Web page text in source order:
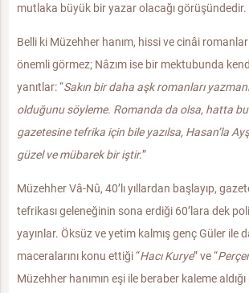
mutlaka büyük bir yazar olacağı görüşündedir.
Belli ki Müzehher hanım, hissi ve cinâi
önemli görmez; Nâzım ise bir mektubunda
yanıtlar: “Sakın bir daha aşk romanları
olduğunu söyleme. Romanda da olsa, hatta
gazetesine tefrika için bile yazılsa, Hasan’la
güzel ve mübarek bir iştir.”
Müzehher Vâ-Nû, 40’lı yıllardan başlayıp,
tefrikası geleneğinin sona erdiği 60’lara dek
yayınlar. Öksüz ve yetim kalmış genç Güler ile
maceralarını konu ettiği “Hacı Kurye” ve “
Müzehher hanımın eşi ile beraber kaleme